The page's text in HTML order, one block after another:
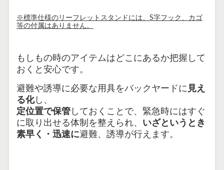
※標準仕様のリーフレットスタンドには、S字フック、カゴ
等の付属はありません。
もしもの時のアイテムはどこにあるか把握して
おくと安心です。
避難や誘導に必要な用具をバックヤードに 見え
る化し、
定位置で保管しておくことで、緊急時にはすぐ
に取り出せる体制を整えられ、 いざというとき
素早く・迅速に避難、誘導が行えます。